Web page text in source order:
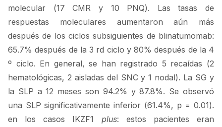
molecular (17 CMR y 10 PNQ). Las tasas de
respuestas moleculares aumentaron aún más
después de los ciclos subsiguientes de blinatumomab:
65.7% después de la 3 rd ciclo y 80% después de la 4
º ciclo. En general, se han registrado 5 recaídas (2
hematológicas, 2 aisladas del SNC y 1 nodal). La SG y
la SLP a 12 meses son 94.2% y 87.8%. Se observó
una SLP significativamente inferior (61.4%, p = 0.01).
en los casos IKZF1 plus: estos pacientes eran